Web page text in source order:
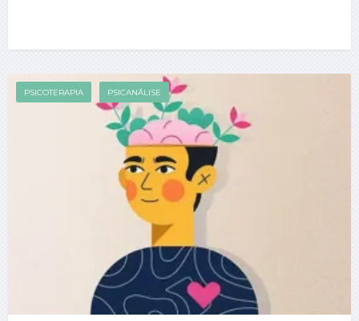
PSICOTERAPIA PSICANÁLISE